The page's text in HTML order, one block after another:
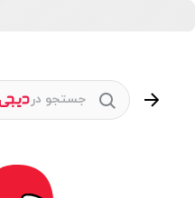
جستجو در